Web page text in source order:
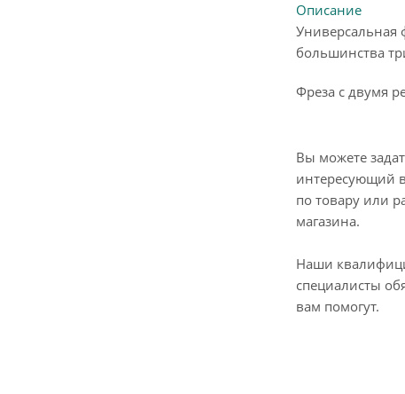
Описание
Универсальная
большинства
Фреза с двумя
Вы можете
интересующий
по товару или
магазина.
Наши
специалисты
вам помогут.